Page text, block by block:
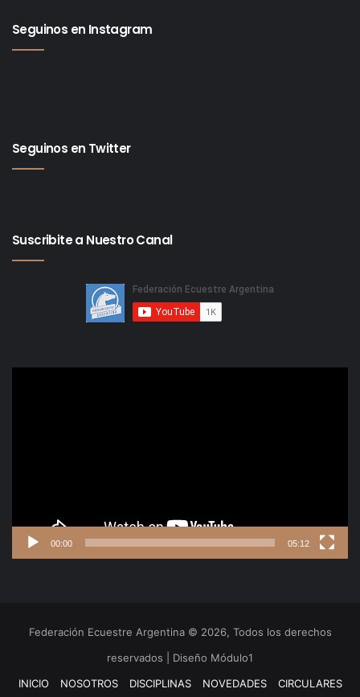
Seguinos en Instagram
Seguinos en Twitter
Suscribite a Nuestro Canal
00:00 05:12
Federación Ecuestre Argentina © 2026, Todos los derechos
reservados | Diseño Módulo1
INICIO
NOSOTROS DISCIPLINAS NOVEDADES CIRCULARES